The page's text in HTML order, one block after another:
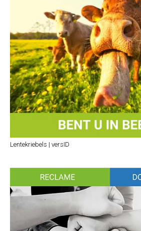
Lentekriebels | versID